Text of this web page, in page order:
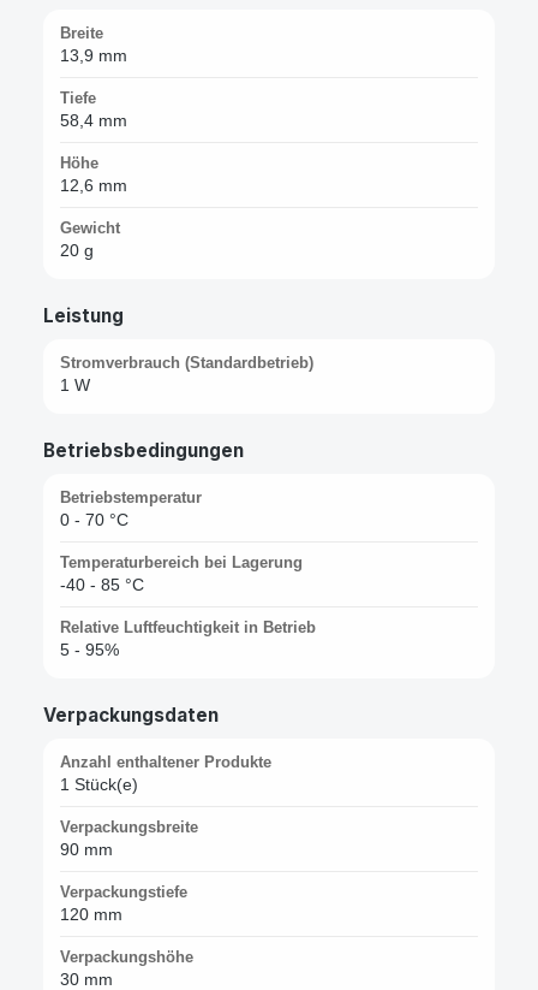
Breite
13,9 mm
Tiefe
58,4 mm
Höhe
12,6 mm
Gewicht
20 g
Leistung
Stromverbrauch (Standardbetrieb)
1 W
Betriebsbedingungen
Betriebstemperatur
0 - 70 °C
Temperaturbereich bei Lagerung
-40 - 85 °C
Relative Luftfeuchtigkeit in Betrieb
5 - 95%
Verpackungsdaten
Anzahl enthaltener Produkte
1 Stück(e)
Verpackungsbreite
90 mm
Verpackungstiefe
120 mm
Verpackungshöhe
30 mm